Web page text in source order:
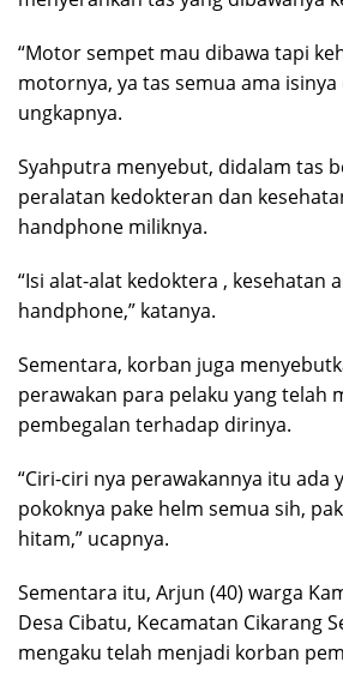
“Motor sempet mau dibawa tapi
motornya, ya tas semua ama isinya
ungkapnya.
Syahputra menyebut, didalam tas
peralatan kedokteran dan
handphone miliknya.
“Isi alat-alat kedoktera , kesehatan
handphone,” katanya.
Sementara, korban juga
perawakan para pelaku yang telah
pembegalan terhadap dirinya.
“Ciri-ciri nya perawakannya itu ada
pokoknya pake helm semua sih,
hitam,” ucapnya.
Sementara itu, Arjun (40) warga
Desa Cibatu, Kecamatan Cikarang
mengaku telah menjadi korban